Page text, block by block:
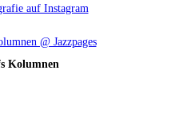
Kolumnen